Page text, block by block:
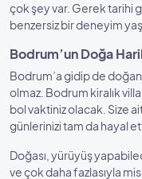
çok şey var. Gerek tarihi
benzersiz bir deneyim
Bodrum’un Doğa
Bodrum’a gidip de
olmaz. Bodrum kiralık
bol vaktiniz olacak. Size
günlerinizi tam da hayal
Doğası, yürüyüş
ve çok daha fazlasıyla